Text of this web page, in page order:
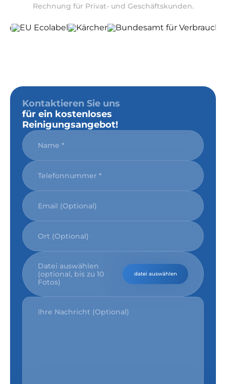
Rechnung für Privat- und Geschäftskunden.
Kontaktieren Sie uns
für ein kostenloses
Reinigungsangebot!
Datei auswählen
(optional, bis zu 10
Fotos)
datei auswählen